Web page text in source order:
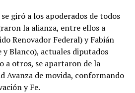
giró a los apoderados de todos
la alianza, entre ellos a
Renovador Federal) y Fabián
y Blanco), actuales diputados
a otros, se apartaron de la
Avanza de movida, conformando
y Fe.